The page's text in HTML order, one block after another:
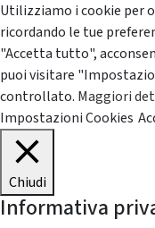
Utilizziamo i cookie per
ricordando le tue
"Accetta tutto",
puoi visitare
controllato. Maggiori
Impostazioni Cookies
Chiudi
Informativa